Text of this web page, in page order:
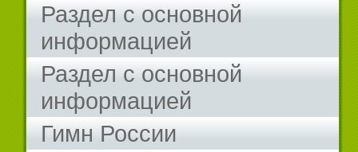
Раздел с основной
информацией
Раздел с основной
информацией
Гимн России